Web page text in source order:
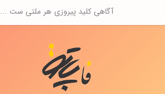
آگاهی کلید پیروزی هر ملتی ست ...